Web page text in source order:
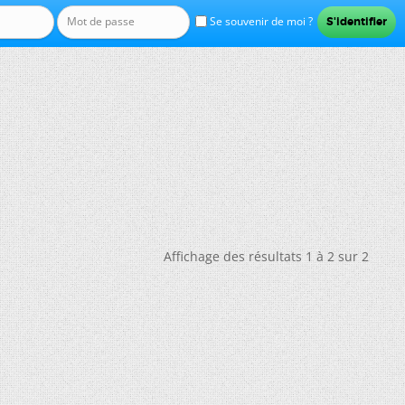
Se souvenir de moi ?
Affichage des résultats 1 à 2 sur 2